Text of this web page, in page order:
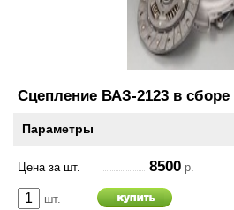
Сцепление ВАЗ-2123 в сборе
Параметры
Цена за шт. 8500 р.
шт.